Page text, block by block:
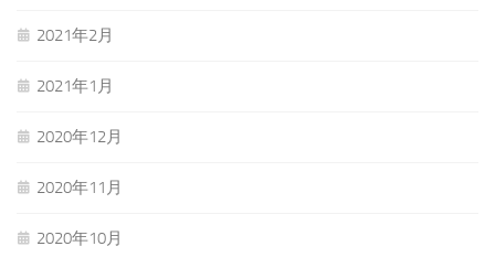
2021年2月
2021年1月
2020年12月
2020年11月
2020年10月